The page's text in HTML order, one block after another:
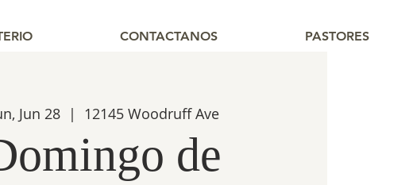
CONTACTANOS PASTORES
Jun 28
  |
12145 Woodruff Ave
de